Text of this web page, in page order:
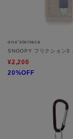
one'sterrace
SNOOPY フリクション3
¥2,200
20%OFF